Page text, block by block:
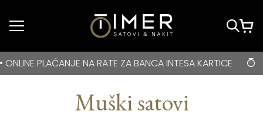
Idi do glavnog
BESPLATNA DOSTAVA za kupovine veće od 3000 rsd •
ZA BANCA INTESA KARTICE BESPLATNA
Muški satovi